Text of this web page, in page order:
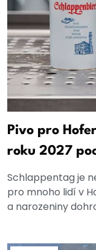
Pivo pro
roku 2027
Schlappentag je
pro mnoho lidí v
a narozeniny